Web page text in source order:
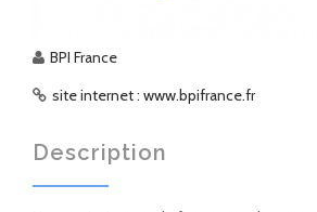
BPI France
site internet : www.bpifrance.fr
Description